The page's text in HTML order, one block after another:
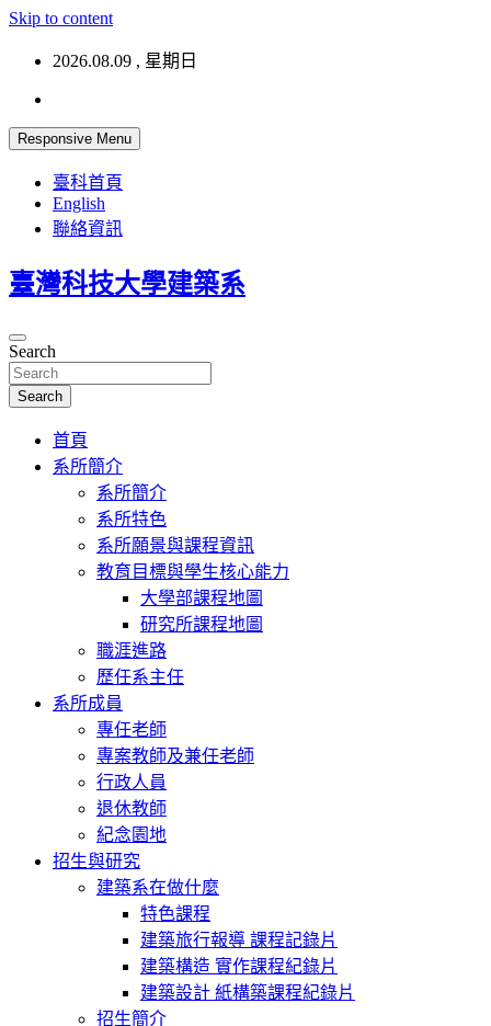
Skip to content
2026.08.09 , 星期日
Responsive Menu
臺科首頁
English
聯絡資訊
臺灣科技大學建築系
Search
Search
首頁
系所簡介
系所簡介
系所特色
系所願景與課程資訊
教育目標與學生核心能力
大學部課程地圖
研究所課程地圖
職涯進路
歷任系主任
系所成員
專任老師
專案教師及兼任老師
行政人員
退休教師
紀念園地
招生與研究
建築系在做什麼
特色課程
建築旅行報導 課程記錄片
建築構造 實作課程紀錄片
建築設計 紙構築課程紀錄片
招生簡介